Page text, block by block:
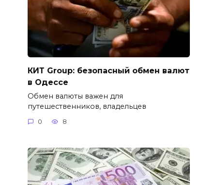
КИТ Group: безопасный обмен валют
в Одессе
Обмен валюты важен для
путешественников, владельцев
0 8